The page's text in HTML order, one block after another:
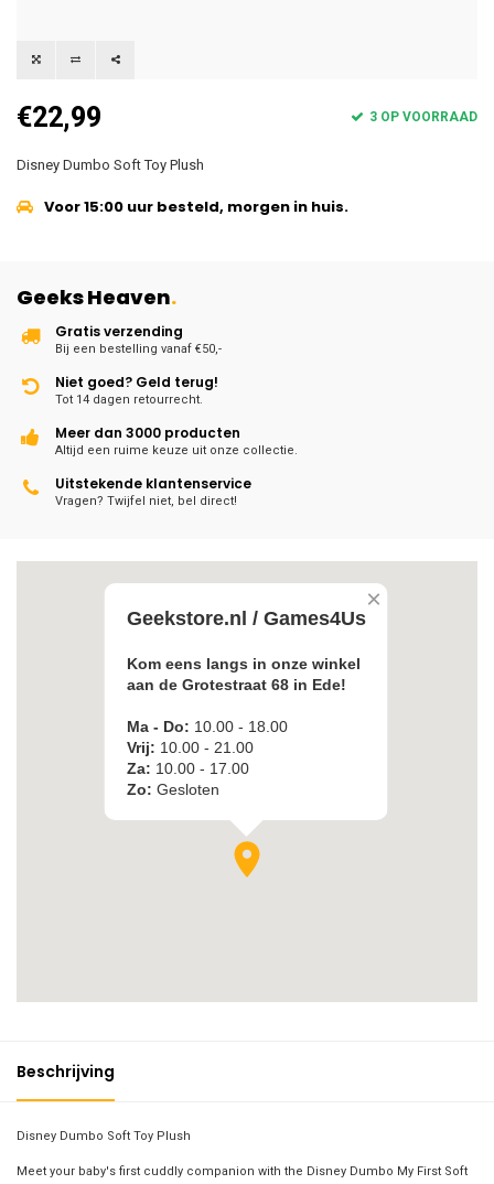
€22,99 3 OP VOORRAAD
Disney Dumbo Soft Toy Plush
Voor 15:00 uur besteld, morgen in huis.
Geeks Heaven.
Gratis verzending
Bij een bestelling vanaf €50,-
Niet goed? Geld terug!
Tot 14 dagen retourrecht.
Meer dan 3000 producten
Altijd een ruime keuze uit onze collectie.
Uitstekende klantenservice
Vragen? Twijfel niet, bel direct!
Beschrijving
Disney Dumbo Soft Toy Plush
Meet your baby's first cuddly companion with the Disney Dumbo My First Soft